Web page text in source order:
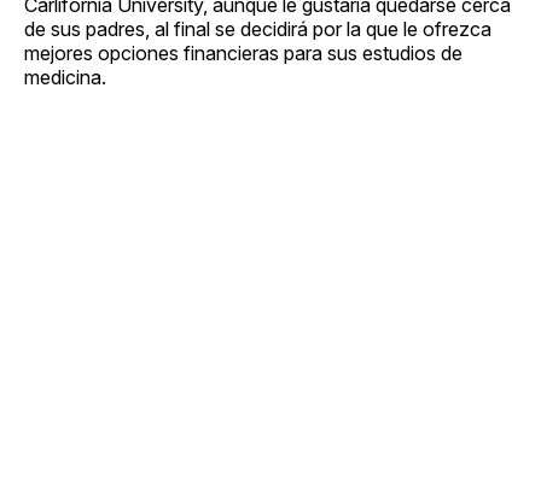
de sus padres, al final se decidirá por la que le ofrezca
mejores opciones financieras para sus estudios de
medicina.